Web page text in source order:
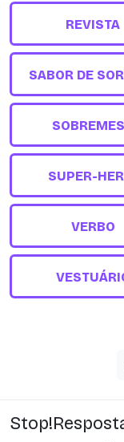
REVISTA
SABOR DE
SUPER-
VERBO